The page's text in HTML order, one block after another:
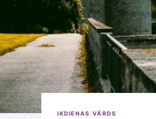
IKDIENAS VĀRDS